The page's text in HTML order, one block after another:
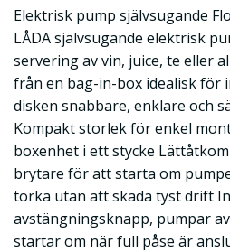
Elektrisk pump självsugande
LÅDA självsugande elektrisk
servering av vin, juice, te eller
från en bag-in-box idealisk för
disken snabbare, enklare och
Kompakt storlek för enkel
boxenhet i ett stycke
brytare för att starta om
torka utan att skada tyst drift
avstängningsknapp, pumpar
startar om när full påse är